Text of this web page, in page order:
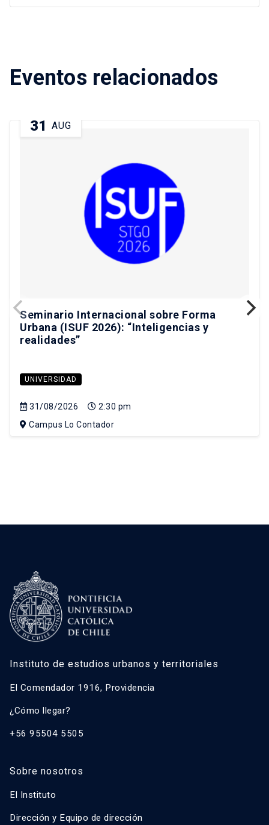
Eventos relacionados
31 AUG
Seminario Internacional sobre Forma
Urbana (ISUF 2026): “Inteligencias y
realidades”
UNIVERSIDAD
31/08/2026
2:30 pm
Campus Lo Contador
Instituto de estudios urbanos y territoriales
El Comendador 1916, Providencia
¿Cómo llegar?
+56 95504 5505
Sobre nosotros
El Instituto
Dirección y Equipo de dirección